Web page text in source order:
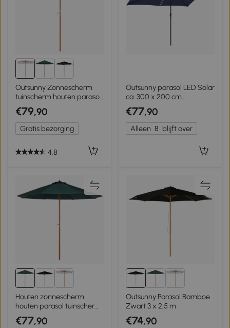
Outsunny Zonnescherm
tuinscherm houten parasol
parasol met zwengel
balkonparasol
populierenhout Φ 2,7 m
€79,90
Gratis bezorging
4.8
Outsunny parasol LED Solar
ca. 300 x 200 cm
kantelbaar balkonparasol
met slinger beschermhoes,
UV-bescherming,
draaibaar Marineblauw
€77,90
Alleen 8 blijft over
Houten zonnescherm
houten parasol tuinscherm
balkonparasol
marktparasol
€77,90
Outsunny Parasol Bamboe
Zwart 3 x 2,5 m
€74,90